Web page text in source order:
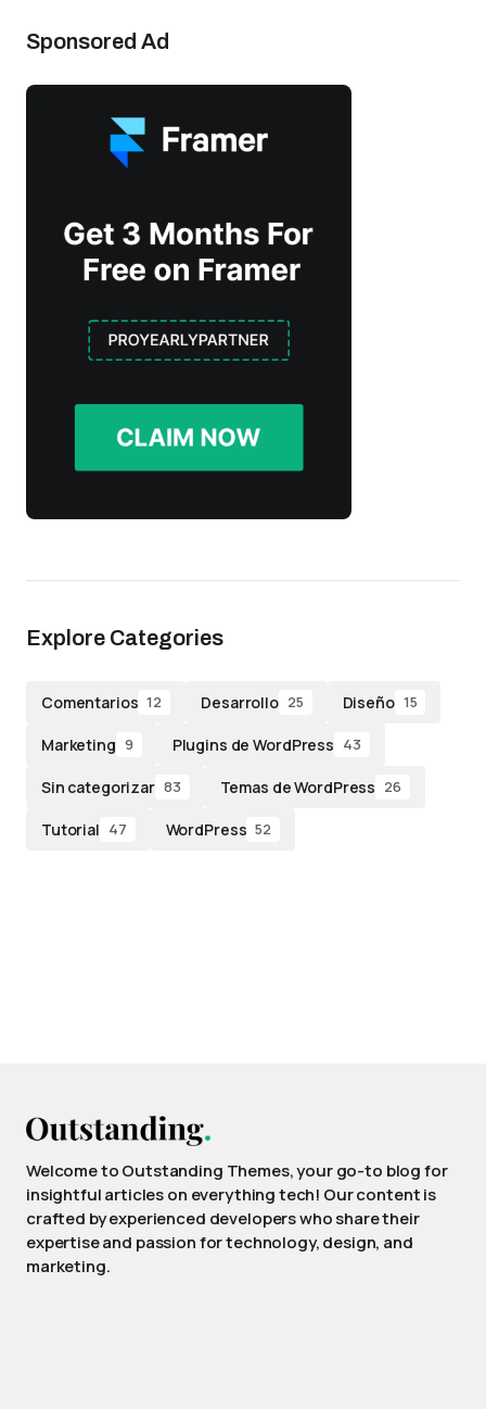
Sponsored Ad
Explore Categories
Comentarios 12 Desarrollo 25 Diseño 15
Marketing 9 Plugins de WordPress 43
Sin categorizar 83 Temas de WordPress 26
Tutorial 47 WordPress 52
Welcome to Outstanding Themes, your go-to blog for
insightful articles on everything tech! Our content is
crafted by experienced developers who share their
expertise and passion for technology, design, and
marketing.